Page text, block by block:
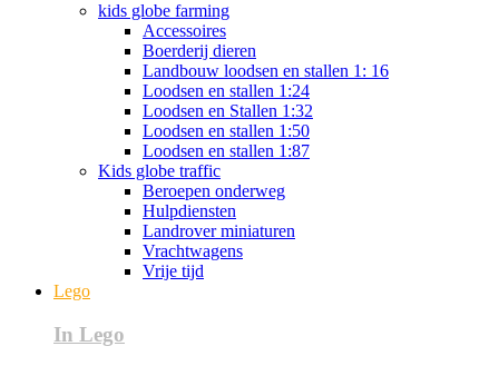
kids globe farming
Accessoires
Boerderij dieren
Landbouw loodsen en stallen 1: 16
Loodsen en stallen 1:24
Loodsen en Stallen 1:32
Loodsen en stallen 1:50
Loodsen en stallen 1:87
Kids globe traffic
Beroepen onderweg
Hulpdiensten
Landrover miniaturen
Vrachtwagens
Vrije tijd
Lego
In Lego